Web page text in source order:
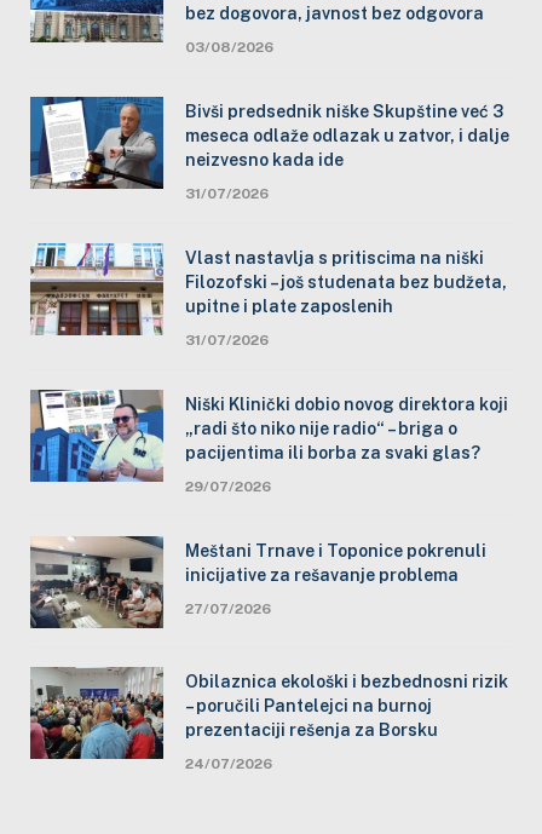
bez dogovora, javnost bez odgovora
03/08/2026
Bivši predsednik niške Skupštine već 3
meseca odlaže odlazak u zatvor, i dalje
neizvesno kada ide
31/07/2026
Vlast nastavlja s pritiscima na niški
Filozofski – još studenata bez budžeta,
upitne i plate zaposlenih
31/07/2026
Niški Klinički dobio novog direktora koji
„radi što niko nije radio“ – briga o
pacijentima ili borba za svaki glas?
29/07/2026
Meštani Trnave i Toponice pokrenuli
inicijative za rešavanje problema
27/07/2026
Obilaznica ekološki i bezbednosni rizik
– poručili Pantelejci na burnoj
prezentaciji rešenja za Borsku
24/07/2026